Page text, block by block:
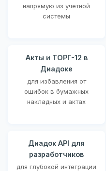
напрямую из учетной
системы
Акты и ТОРГ-12 в
Диадоке
для избавления от
ошибок в бумажных
накладных и актах
Диадок API для
разработчиков
для глубокой интеграции